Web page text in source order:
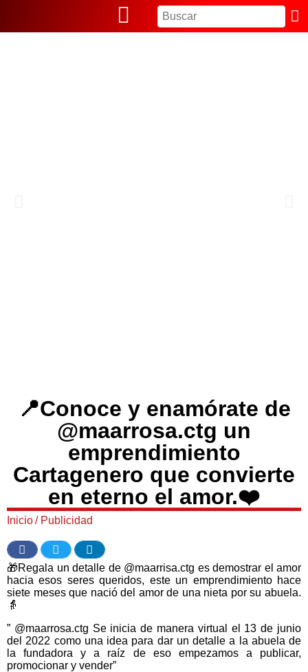
📍Conoce y enamórate de
@maarrosa.ctg un
emprendimiento
Cartagenero que convierte
en eterno el amor.❤️
Inicio/ Publicidad
🎁Regala un detalle de @maarrisa.ctg es demostrar el amor
hacia esos seres queridos, este un emprendimiento hace
siete meses que nació del amor de una nieta por su abuela.
👵
” @maarrosa.ctg Se inicia de manera virtual el 13 de junio
del 2022 como una idea para dar un detalle a la abuela de
la fundadora y a raíz de eso empezamos a publicar,
promocionar y vender”